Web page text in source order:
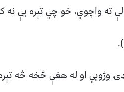
ته واچوي، خو چي تېره يې نه
وژويي او له هغې څخه څه